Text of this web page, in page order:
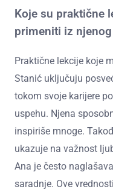
Koje su praktične
primeniti iz
Praktične lekcije koje
Stanić uključuju
tokom svoje karijere
uspehu. Njena
inspiriše mnoge.
ukazuje na važnost
Ana je često
saradnje. Ove